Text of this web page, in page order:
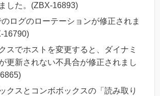
した。(ZBX-16893)
ログのローテーションが修正されま
16790)
スでホストを変更すると、ダイナミ
更新されない不具合が修正されまし
クスとコンボボックスの「読み取り